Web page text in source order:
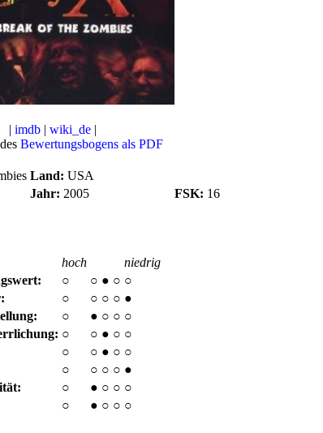
| imdb| wiki_de|
Bewertungsbogens als PDF
Land: USA
Jahr: 2005 FSK: 16
hoch
niedrig
○ ○ ● ○ ○
○ ○ ○ ○ ●
○ ● ○ ○ ○
○ ○ ● ○ ○
○ ○ ● ○ ○
○ ○ ○ ○ ●
○ ● ○ ○ ○
○ ● ○ ○ ○